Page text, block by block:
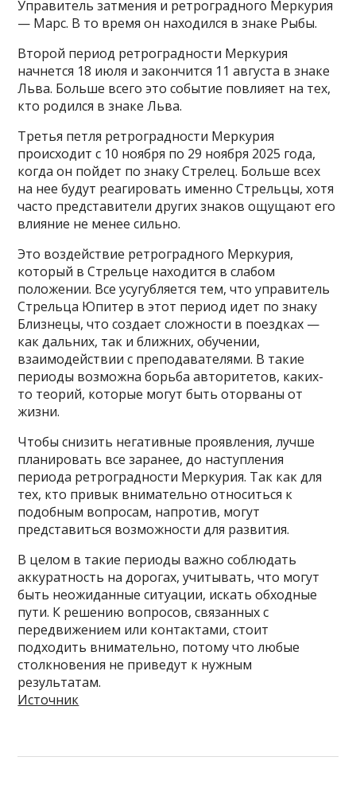
Управитель затмения и ретроградного Меркурия
— Марс. В то время он находился в знаке Рыбы.
Второй период ретроградности Меркурия
начнется 18 июля и закончится 11 августа в знаке
Льва. Больше всего это событие повлияет на тех,
кто родился в знаке Льва.
Третья петля ретроградности Меркурия
происходит с 10 ноября по 29 ноября 2025 года,
когда он пойдет по знаку Стрелец. Больше всех
на нее будут реагировать именно Стрельцы, хотя
часто представители других знаков ощущают его
влияние не менее сильно.
Это воздействие ретроградного Меркурия,
который в Стрельце находится в слабом
положении. Все усугубляется тем, что управитель
Стрельца Юпитер в этот период идет по знаку
Близнецы, что создает сложности в поездках —
как дальних, так и ближних, обучении,
взаимодействии с преподавателями. В такие
периоды возможна борьба авторитетов, каких-
то теорий, которые могут быть оторваны от
жизни.
Чтобы снизить негативные проявления, лучше
планировать все заранее, до наступления
периода ретроградности Меркурия. Так как для
тех, кто привык внимательно относиться к
подобным вопросам, напротив, могут
представиться возможности для развития.
В целом в такие периоды важно соблюдать
аккуратность на дорогах, учитывать, что могут
быть неожиданные ситуации, искать обходные
пути. К решению вопросов, связанных с
передвижением или контактами, стоит
подходить внимательно, потому что любые
столкновения не приведут к нужным
результатам.
Источник